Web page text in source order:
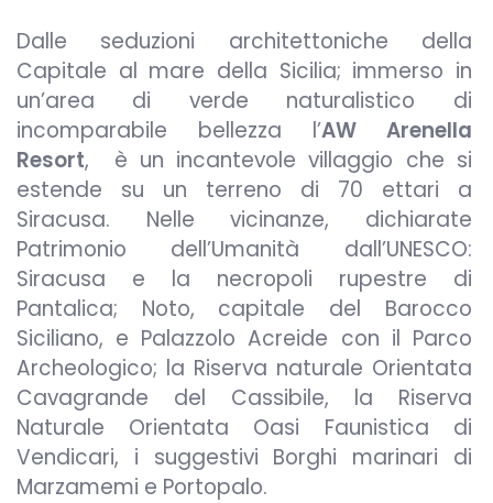
Dalle seduzioni architettoniche della
Capitale al mare della Sicilia; immerso in
un’area di verde naturalistico di
incomparabile bellezza l’AW Arenella
Resort, è un incantevole villaggio che si
estende su un terreno di 70 ettari a
Siracusa. Nelle vicinanze, dichiarate
Patrimonio dell’Umanità dall’UNESCO:
Siracusa e la necropoli rupestre di
Pantalica; Noto, capitale del Barocco
Siciliano, e Palazzolo Acreide con il Parco
Archeologico; la Riserva naturale Orientata
Cavagrande del Cassibile, la Riserva
Naturale Orientata Oasi Faunistica di
Vendicari, i suggestivi Borghi marinari di
Marzamemi e Portopalo.